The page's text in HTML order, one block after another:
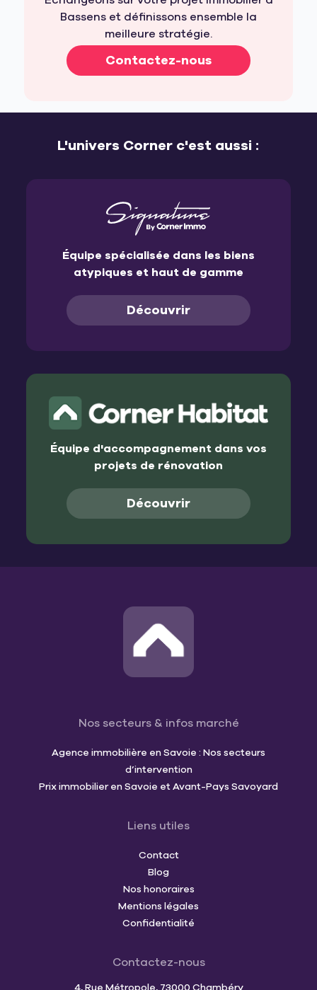
Bassens et définissons ensemble la
meilleure stratégie.
Contactez-nous
L'univers Corner c'est aussi :
Équipe spécialisée dans les biens
atypiques et haut de gamme
Découvrir
Équipe d'accompagnement dans vos
projets de rénovation
Découvrir
Nos secteurs & infos marché
Agence immobilière en Savoie : Nos secteurs
d’intervention
Prix immobilier en Savoie et Avant-Pays Savoyard
Liens utiles
Contact
Blog
Nos honoraires
Mentions légales
Confidentialité
Contactez-nous